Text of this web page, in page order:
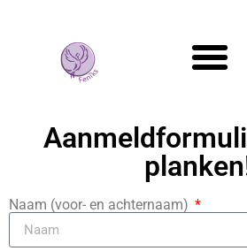
Naam (voor- en achternaam)